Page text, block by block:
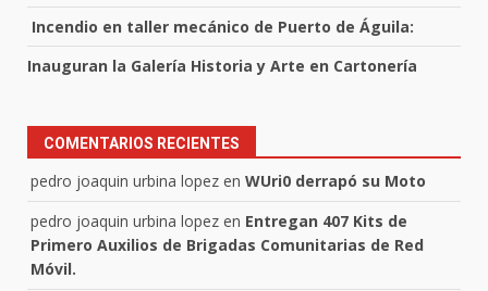
Incendio en taller mecánico de Puerto de Águila:
Inauguran la Galería Historia y Arte en Cartonería
COMENTARIOS RECIENTES
pedro joaquin urbina lopez en WUri0 derrapó su Moto
pedro joaquin urbina lopez en Entregan 407 Kits de
Primero Auxilios de Brigadas Comunitarias de Red
Móvil.